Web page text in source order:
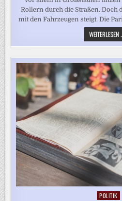
Rollern durch die Straßen. Doch
mit den Fahrzeugen steigt. Die
WEITERLESEN
Posted
POLITIK